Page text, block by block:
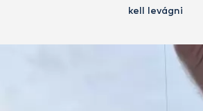
kell levágni